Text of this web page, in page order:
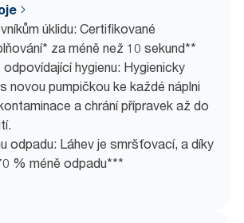
úklidu: Certifikované
za méně než 10 sekund**
hygienu: Hygienicky
novou pumpičkou ke každé náplni
a chrání přípravek až do
odpadu: Láhev je smršťovací, a díky
% méně odpadu***